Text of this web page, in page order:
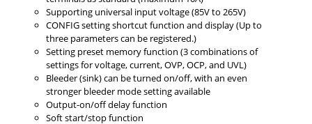
Supporting universal input voltage (85V to 265V)
CONFIG setting shortcut function and display (Up to
three parameters can be registered.)
Setting preset memory function (3 combinations of
settings for voltage, current, OVP, OCP, and UVL)
Bleeder (sink) can be turned on/off, with an even
stronger bleeder mode setting available
Output-on/off delay function
Soft start/stop function